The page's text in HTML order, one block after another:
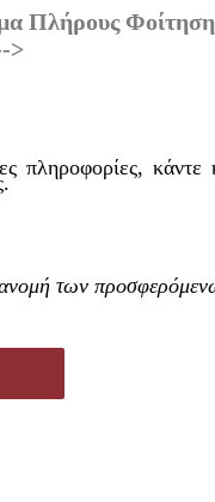
Πλήρους
>
πληροφορίες, κάντε
των